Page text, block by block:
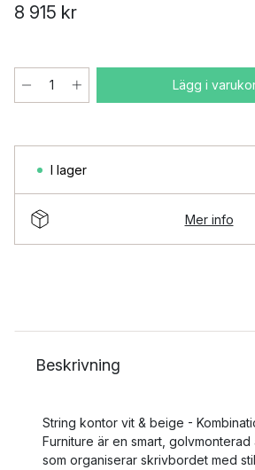
8 915 kr
Lägg i
I lager
Mer info
Beskrivning
String kontor vit & beige -
Furniture är en smart, golvmonterad
som organiserar skrivbordet med